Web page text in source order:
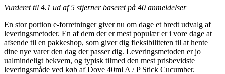
Vurderet til 4.1 ud af 5 stjerner baseret på 40 anmeldelser
En stor portion e-forretninger giver nu om dage et bredt udvalg af
leveringsmetoder. En af dem der er mest populær er i vore dage at
afsende til en pakkeshop, som giver dig fleksibiliteten til at hente
dine nye varer den dag der passer dig. Leveringsmetoden er jo
ualmindeligt bekvem, og typisk tilmed den mest prisbevidste
leveringsmåde ved køb af Dove 40ml A / P Stick Cucumber.